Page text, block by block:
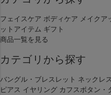
フェイスケア ボディケア メイクア
ットアイテム ギフト
商品一覧を見る
カテゴリから探す
バングル・ブレスレット ネックレ
ピアス イヤリング カフスボタン・
翌日発送
サイズ
指定なし
M
23.0cm